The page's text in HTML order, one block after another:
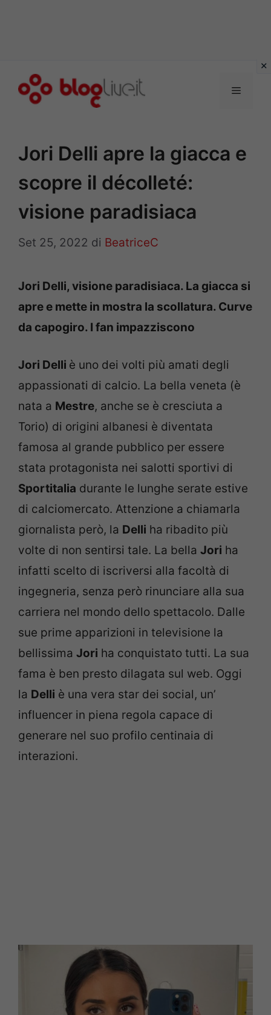
Menu
Jori Delli apre la giacca e
scopre il décolleté:
visione paradisiaca
Set 25, 2022 di BeatriceC
Jori Delli, visione paradisiaca. La giacca si
apre e mette in mostra la scollatura. Curve
da capogiro. I fan impazziscono
Jori Delli è uno dei volti più amati degli
appassionati di calcio. La bella veneta (è
nata a Mestre, anche se è cresciuta a
Torio) di origini albanesi è diventata
famosa al grande pubblico per essere
stata protagonista nei salotti sportivi di
Sportitalia durante le lunghe serate estive
di calciomercato. Attenzione a chiamarla
giornalista però, la Delli ha ribadito più
volte di non sentirsi tale. La bella Jori ha
infatti scelto di iscriversi alla facoltà di
ingegneria, senza però rinunciare alla sua
carriera nel mondo dello spettacolo. Dalle
sue prime apparizioni in televisione la
bellissima Jori ha conquistato tutti. La sua
fama è ben presto dilagata sul web. Oggi
la Delli è una vera star dei social, un’
influencer in piena regola capace di
generare nel suo profilo centinaia di
interazioni.